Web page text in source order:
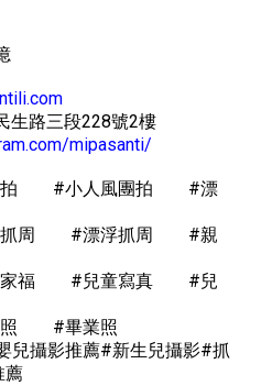
生路三段228號2樓
mipasanti/
拍 #小人風團拍 #漂
抓周 #漂浮抓周 #親
家福 #兒童寫真 #兒
照 #畢業照
兒攝影推薦#新生兒攝影#抓
薦